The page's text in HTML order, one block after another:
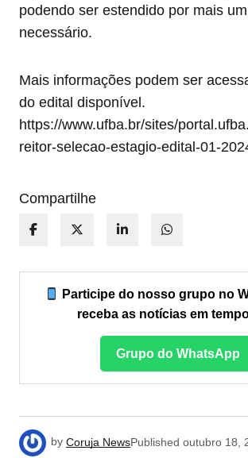
podendo ser estendido por mais
necessário.
Mais informações podem ser
do edital disponível.
https://www.ufba.br/sites/
reitor-selecao-estagio-edital-01-
Compartilhe
Participe do nosso grupo no
receba as notícias em
Grupo do WhatsApp
by Coruja NewsPublished outubro 18,